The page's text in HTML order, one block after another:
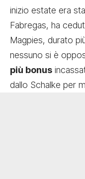
inizio estate era
Fabregas, ha
Magpies, durato
nessuno si è
più bonus
dallo Schalke per